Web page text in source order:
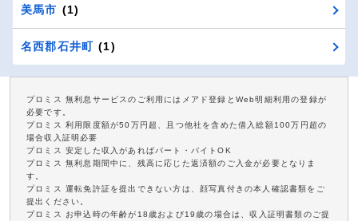
美馬市 (1)
名西郡石井町 (1)
プロミス 無利息サービスのご利用にはメアド登録とWeb明細利用の登録が
必要です。
プロミス 利用限度額が50万円超、且つ他社を含めた借入総額100万円超の
場合収入証明必要
プロミス 安定した収入があればパート・バイトOK
プロミス 無利息期間中に、残高に応じた返済額のご入金が必要となりま
す。
プロミス 運転免許証を提出できない方は、顔写真付きの本人確認書類をご
提出ください。
プロミス お申込時の年齢が18歳および19歳の場合は、収入証明書類のご提